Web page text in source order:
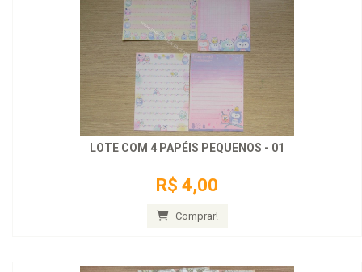
LOTE COM 4 PAPÉIS PEQUENOS - 01
R$ 4,00
Comprar!